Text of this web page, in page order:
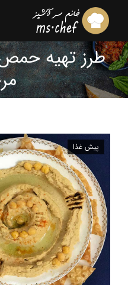
طرز تهیه حمص
پیش غذا